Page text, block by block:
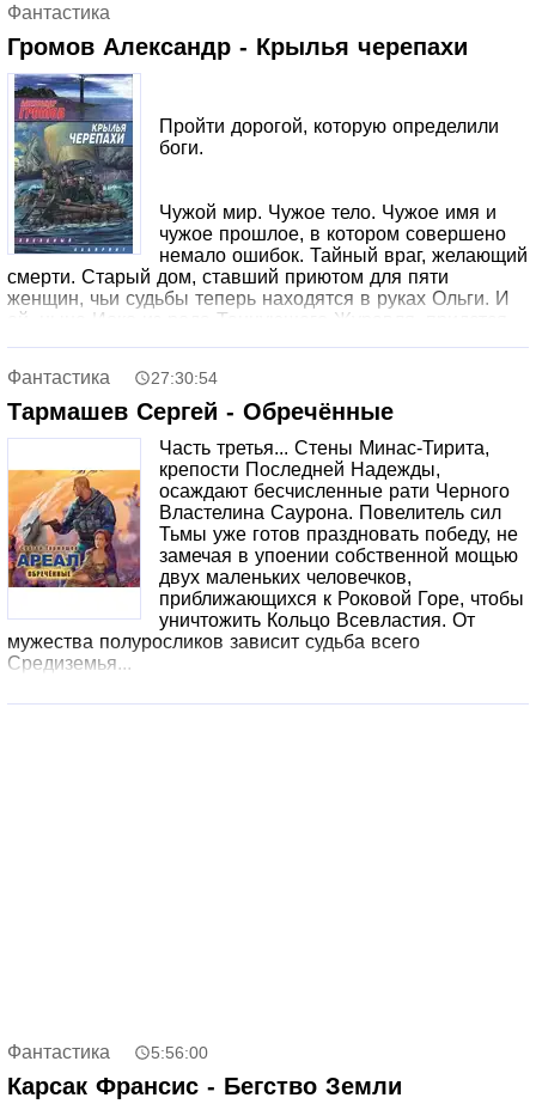
Механоиды и сталтехи, автоны и перекати-зоны –
истинные обитатели Пустоши. Этот мир принадлежит им,
и без боя они его не уступят. Но отчаянная девушка-
сталкер Дарлинг – позывной «Титановая Лоза» – не из
тех, кто отступает перед трудностями…
Фантастика
Громов Александр - Крылья черепахи
Пройти дорогой, которую определили
боги.
Чужой мир. Чужое тело. Чужое имя и
чужое прошлое, в котором совершено
немало ошибок. Тайный враг, желающий
смерти. Старый дом, ставший приютом для пяти
женщин, чьи судьбы теперь находятся в руках Ольги. И
ей, ныне Иоко из рода Танцующего Журавля, придется
Пройти дорогой, которую определили боги. И, быть
может, получить право на счастье.
Фантастика 27:30:54
Тармашев Сергей - Обречённые
Часть третья... Стены Минас-Тирита,
крепости Последней Надежды,
осаждают бесчисленные рати Черного
Властелина Саурона. Повелитель сил
Тьмы уже готов праздновать победу, не
замечая в упоении собственной мощью
двух маленьких человечков,
приближающихся к Роковой Горе, чтобы
уничтожить Кольцо Всевластия. От
мужества полуросликов зависит судьба всего
Средиземья...
Фантастика 5:56:00
Карсак Франсис - Бегство Земли